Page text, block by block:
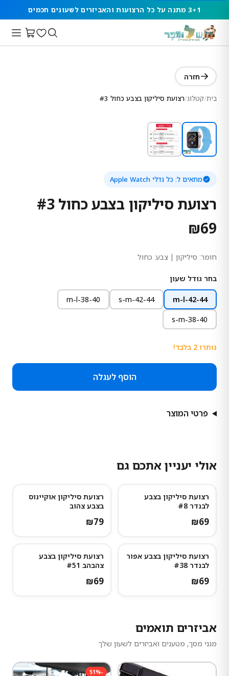
3+1 מתנה על כל הרצועות והאביזרים לשעונים חכמים
חזרה
בית/קטלוג/רצועת סיליקון בצבע כחול #3
מתאים ל: כל גדלי Apple Watch
רצועת סיליקון בצבע כחול #3
₪69
חומר: סיליקון | צבע: כחול
בחר גודל שעון
m-l-42-44
s-m-42-44
m-l-38-40
s-m-38-40
נותרו 2 בלבד!
הוסף לעגלה
פרטי המוצר
אולי יעניין אתכם גם
רצועת סיליקון בצבע
לבנדר #8
₪69
רצועת סיליקון אוקיינוס
בצבע צהוב
₪79
רצועת סיליקון בצבע אפור
לבנדר #38
₪69
רצועת סיליקון בצבע
צהבהב #51
₪69
אביזרים תואמים
מגני מסך, מטענים ואביזרים לשעון שלך
-
51%